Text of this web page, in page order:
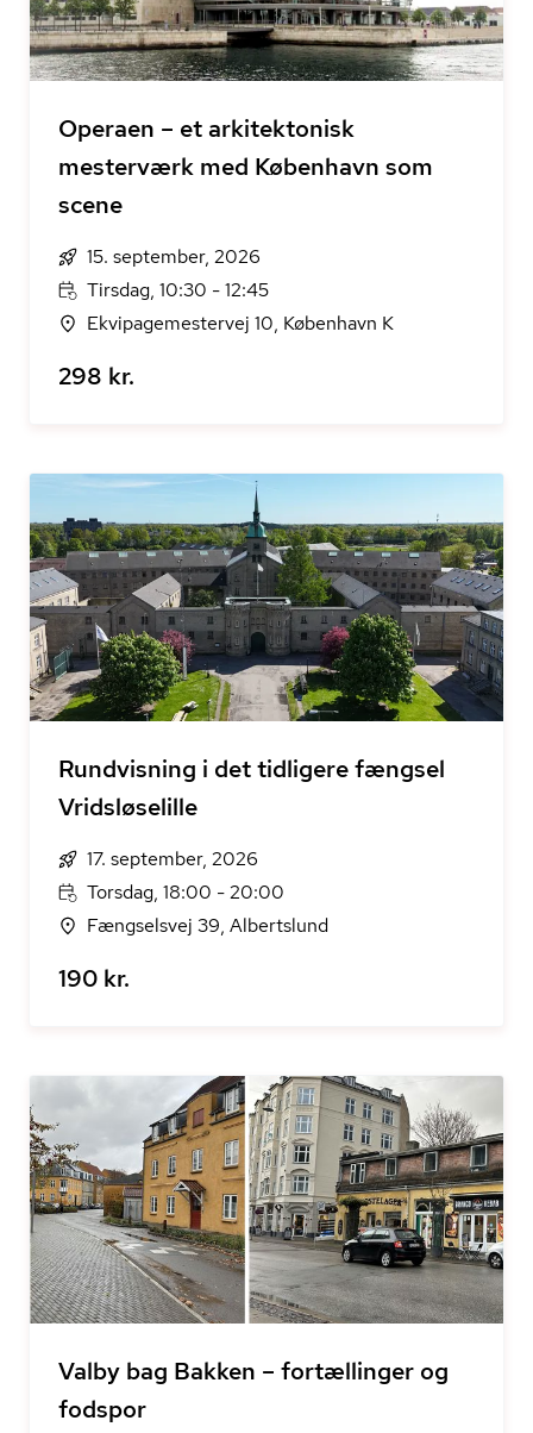
Operaen – et arkitektonisk
mesterværk med København som
scene
15. september, 2026
Tirsdag, 10:30 - 12:45
Ekvipagemestervej 10, København K
298 kr.
Rundvisning i det tidligere fængsel
Vridsløselille
17. september, 2026
Torsdag, 18:00 - 20:00
Fængselsvej 39, Albertslund
190 kr.
Valby bag Bakken – fortællinger og
fodspor